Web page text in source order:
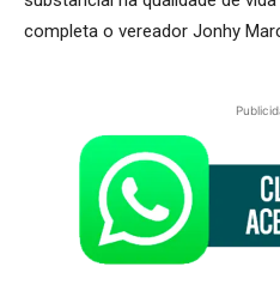
completa o vereador Jonhy